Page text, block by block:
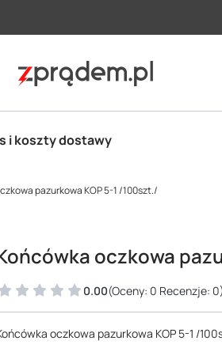
i koszty dostawy
pazurkowa KOP 5-1 /100szt./
oczkowa
0.00(Oceny: 0 Recenzje: 0)
oczkowa pazurkowa KOP 5-1 /